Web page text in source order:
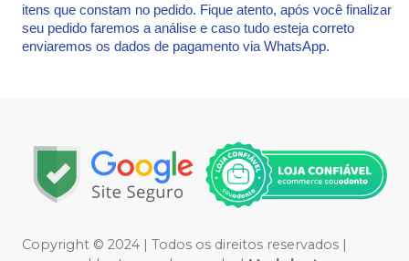
itens que constam no pedido. Fique atento, após você finalizar
seu pedido faremos a análise e caso tudo esteja correto
enviaremos os dados de pagamento via WhatsApp.
Copyright © 2024 | Todos os direitos reservados |